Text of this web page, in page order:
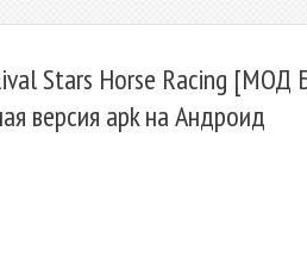
Stars Horse Racing [МОД
версия apk на Андроид